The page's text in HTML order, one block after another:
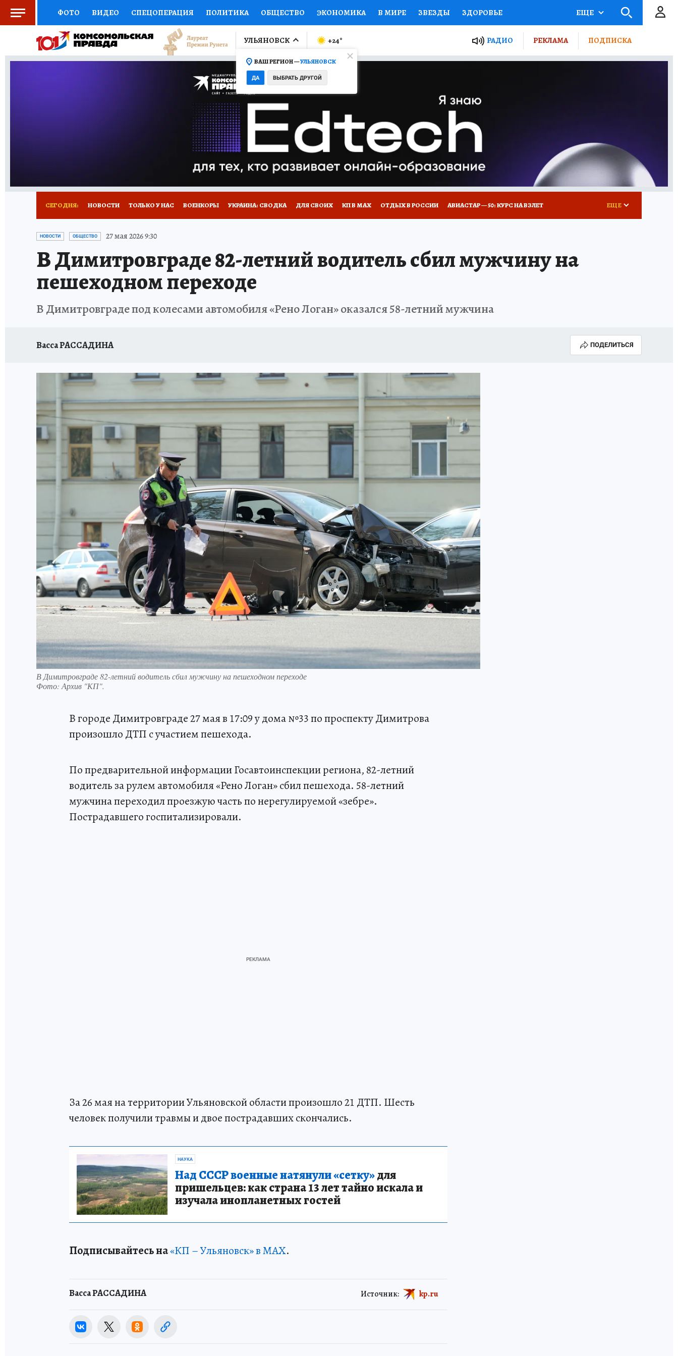
ФОТО ВИДЕО СПЕЦОПЕРАЦИЯ ПОЛИТИКА ОБЩЕСТВО ЭКОНОМИКА В МИРЕ ЗВЕЗДЫ ЗДОРОВЬЕ
СОЦПОДДЕРЖКА НАУКА СПОРТ КОЛУМНИСТЫ ПРОИСШЕСТВИЯ НАЦИОНАЛЬНЫЕ ПРОЕКТЫ РОССИИ
ВЫБОР ЭКСПЕРТОВ ДОКТОР ФИНАНСЫ ОТКРЫВАЕМ МИР Я ЗНАЮ СЕМЬЯ ЖЕНСКИЕ СЕКРЕТЫ ПУТЕВОДИТЕЛЬ
ПРОГНОЗЫ НА СПОРТ ПРОМОКОДЫ СЕРИАЛЫ
ТЕЛЕВИЗОР КОЛЛЕКЦИИ КОНКУРСЫ ГИД ПОТРЕБИТЕЛЯ
НОВОЕ НА САЙТЕ
ЕЩЕ
УЛЬЯНОВСК
ВАШ РЕГИОН —УЛЬЯНОВСК
ДА ВЫБРАТЬ ДРУГОЙ
+24° РАДИО РЕКЛАМА ПОДПИСКА
СЕГОДНЯ: НОВОСТИ ТОЛЬКО У НАС ВОЕНКОРЫ УКРАИНА: СВОДКА ДЛЯ СВОИХ КП В МАХ ОТДЫХ В РОССИИ АВИАСТАР — 50: КУРС НА ВЗЛЕТ
ЗАПОВЕДНАЯ РОССИЯ
ЕЩЕ
НОВОСТИ ОБЩЕСТВО 27 мая 2026 9:30
В Димитровграде 82-летний водитель сбил мужчину на
пешеходном переходе
В Димитровграде под колесами автомобиля «Рено Логан» оказался 58-летний мужчина
Васса РАССАДИНА ПОДЕЛИТЬСЯ
В Димитровграде 82-летний водитель сбил мужчину на пешеходном переходе
Фото: Архив "КП".
В городе Димитровграде 27 мая в 17:09 у дома №33 по проспекту Димитрова
произошло ДТП с участием пешехода.
По предварительной информации Госавтоинспекции региона, 82-летний
водитель за рулем автомобиля «Рено Логан» сбил пешехода. 58-летний
мужчина переходил проезжую часть по нерегулируемой «зебре».
Пострадавшего госпитализировали.
За 26 мая на территории Ульяновской области произошло 21 ДТП. Шесть
человек получили травмы и двое пострадавших скончались.
НАУКА
Над СССР военные натянули «сетку»для
пришельцев: как страна 13 лет тайно искала и
изучала инопланетных гостей
Подписывайтесь на«КП – Ульяновск» в MAX.
Васса РАССАДИНА Источник: kp.ru